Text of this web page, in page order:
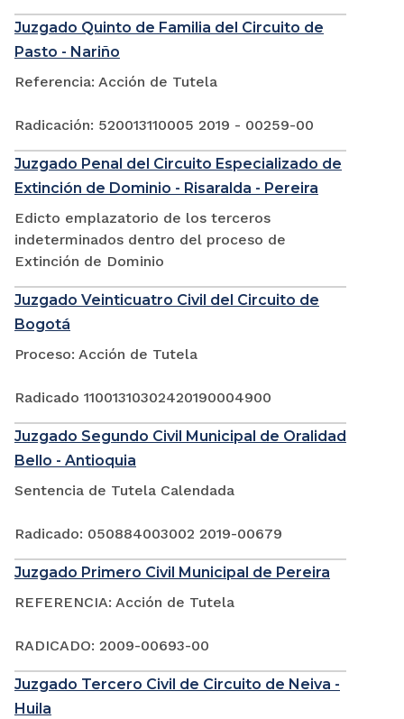
Juzgado Quinto de Familia del Circuito de
Pasto - Nariño
Referencia: Acción de Tutela
Radicación: 520013110005 2019 - 00259-00
Juzgado Penal del Circuito Especializado de
Extinción de Dominio - Risaralda - Pereira
Edicto emplazatorio de los terceros
indeterminados dentro del proceso de
Extinción de Dominio
Juzgado Veinticuatro Civil del Circuito de
Bogotá
Proceso: Acción de Tutela
Radicado 11001310302420190004900
Juzgado Segundo Civil Municipal de Oralidad
Bello - Antioquia
Sentencia de Tutela Calendada
Radicado: 050884003002 2019-00679
Juzgado Primero Civil Municipal de Pereira
REFERENCIA: Acción de Tutela
RADICADO: 2009-00693-00
Juzgado Tercero Civil de Circuito de Neiva -
Huila